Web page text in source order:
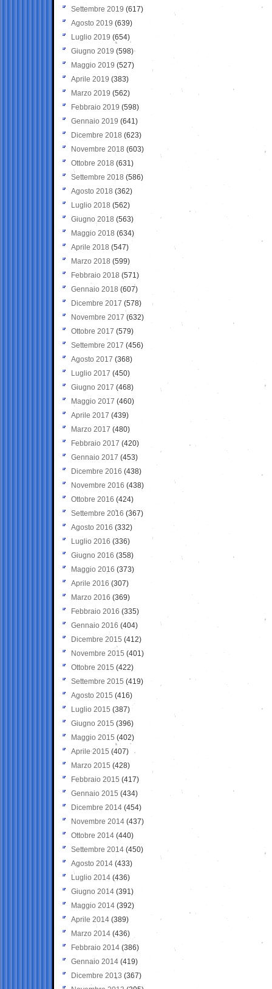
Settembre 2019 (617)
Agosto 2019 (639)
Luglio 2019 (654)
Giugno 2019 (598)
Maggio 2019 (527)
Aprile 2019 (383)
Marzo 2019 (562)
Febbraio 2019 (598)
Gennaio 2019 (641)
Dicembre 2018 (623)
Novembre 2018 (603)
Ottobre 2018 (631)
Settembre 2018 (586)
Agosto 2018 (362)
Luglio 2018 (562)
Giugno 2018 (563)
Maggio 2018 (634)
Aprile 2018 (547)
Marzo 2018 (599)
Febbraio 2018 (571)
Gennaio 2018 (607)
Dicembre 2017 (578)
Novembre 2017 (632)
Ottobre 2017 (579)
Settembre 2017 (456)
Agosto 2017 (368)
Luglio 2017 (450)
Giugno 2017 (468)
Maggio 2017 (460)
Aprile 2017 (439)
Marzo 2017 (480)
Febbraio 2017 (420)
Gennaio 2017 (453)
Dicembre 2016 (438)
Novembre 2016 (438)
Ottobre 2016 (424)
Settembre 2016 (367)
Agosto 2016 (332)
Luglio 2016 (336)
Giugno 2016 (358)
Maggio 2016 (373)
Aprile 2016 (307)
Marzo 2016 (369)
Febbraio 2016 (335)
Gennaio 2016 (404)
Dicembre 2015 (412)
Novembre 2015 (401)
Ottobre 2015 (422)
Settembre 2015 (419)
Agosto 2015 (416)
Luglio 2015 (387)
Giugno 2015 (396)
Maggio 2015 (402)
Aprile 2015 (407)
Marzo 2015 (428)
Febbraio 2015 (417)
Gennaio 2015 (434)
Dicembre 2014 (454)
Novembre 2014 (437)
Ottobre 2014 (440)
Settembre 2014 (450)
Agosto 2014 (433)
Luglio 2014 (436)
Giugno 2014 (391)
Maggio 2014 (392)
Aprile 2014 (389)
Marzo 2014 (436)
Febbraio 2014 (386)
Gennaio 2014 (419)
Dicembre 2013 (367)